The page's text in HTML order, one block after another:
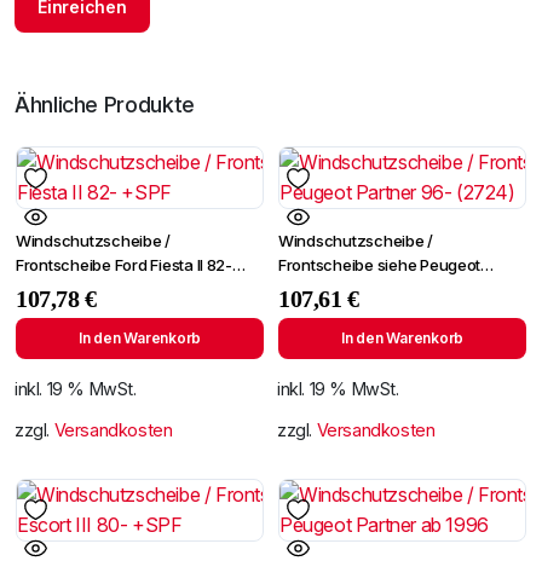
Ähnliche Produkte
Windschutzscheibe /
Frontscheibe Ford Fiesta II 82-
+SPF
107,78€
In den Warenkorb
inkl. 19 % MwSt.
zzgl. Versandkosten
Windschutzscheibe /
Frontscheibe siehe Peugeot
Partner 96- (2724)
107,61€
In den Warenkorb
inkl. 19 % MwSt.
zzgl. Versandkosten